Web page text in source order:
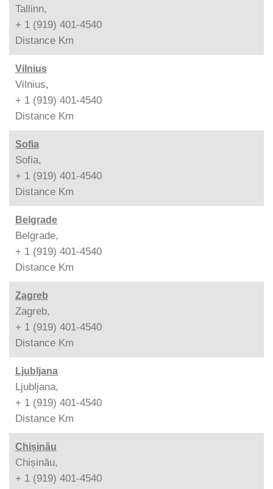
Tallinn,
+ 1 (919) 401-4540
Distance Km
Vilnius
Vilnius,
+ 1 (919) 401-4540
Distance Km
Sofia
Sofia,
+ 1 (919) 401-4540
Distance Km
Belgrade
Belgrade,
+ 1 (919) 401-4540
Distance Km
Zagreb
Zagreb,
+ 1 (919) 401-4540
Distance Km
Ljubljana
Ljubljana,
+ 1 (919) 401-4540
Distance Km
Chișinău
Chișinău,
+ 1 (919) 401-4540